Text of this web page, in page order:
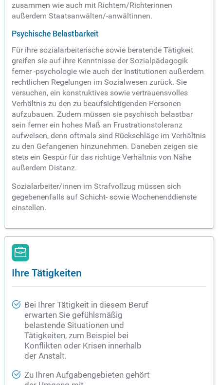
zusammen wie auch mit Richtern/Richterinnen
außerdem Staatsanwälten/-anwältinnen.
Psychische Belastbarkeit
Für ihre sozialarbeiterische sowie beratende Tätigkeit
greifen sie auf ihre Kenntnisse der Sozialpädagogik
ferner -psychologie wie auch der Institutionen außerdem
rechtlichen Regelungen im Sozialwesen zurück. Sie
versuchen, ein konstruktives sowie vertrauensvolles
Verhältnis zu den zu beaufsichtigenden Personen
aufzubauen. Zudem müssen sie psychisch belastbar
sein ferner ein hohes Maß an Frustrationstoleranz
aufweisen, denn oftmals sind Rückschläge im Verhältnis
zu den Gefangenen hinzunehmen. Daneben zeigen sie
stets ein Gespür für das richtige Verhältnis von Nähe
außerdem Distanz.
Sozialarbeiter/innen im Strafvollzug müssen sich
gegebenenfalls auf Schicht- sowie Wochenenddienste
einstellen.
Ihre Tätigkeiten
Bei Ihrer Tätigkeit in diesem Beruf
erwarten Sie gefühlsmäßig
belastende Situationen und
Tätigkeiten, zum Beispiel bei
Konflikten oder Krisen innerhalb
der Anstalt.
Zu Ihren Aufgabengebieten gehört